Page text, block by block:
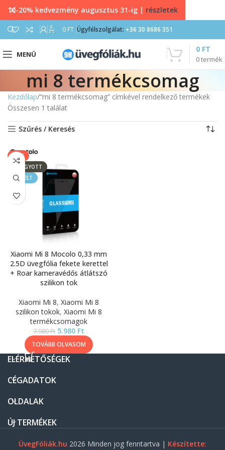
0 0 FT Ügyfélszolgálat: +36 30 8686 351
MENÜ
0termék
0 FT
mi 8 termékcsomag
Kezdőlap “mi 8 termékcsomag” címkével rendelkező termékek
Összesen 1 találat
Szűrés / Keresés
SALE
ELFOGYOTT
KIEMELT
Xiaomi Mi 8 Mocolo 0,33 mm
2.5D üvegfólia fekete kerettel
+ Roar kameravédős átlátszó
szilikon tok
Xiaomi Mi 8, Xiaomi Mi 8
szilikon tokok, Xiaomi Mi 8
termékcsomagok
7.980Ft 5.980 Ft
TOVÁBB OLVASOM
ELÉRHETŐSÉGEK
CÉGADATOK
OLDALAK
ÚJ TERMÉKEK
ÜvegFóliák.hu 2026 Minden jog fenntartva | Készítette:
10-20% kedvezmény augusztus 31-ig | részletek